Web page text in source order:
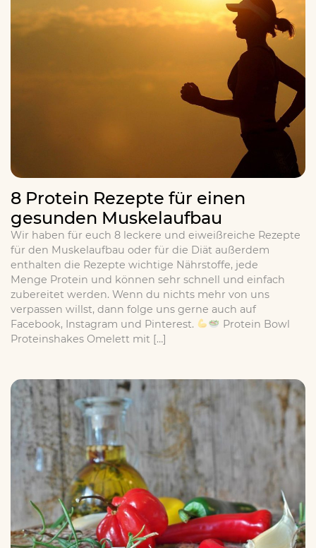
8 Protein Rezepte für einen
gesunden Muskelaufbau
Wir haben für euch 8 leckere und eiweißreiche Rezepte
für den Muskelaufbau oder für die Diät außerdem
enthalten die Rezepte wichtige Nährstoffe, jede
Menge Protein und können sehr schnell und einfach
zubereitet werden. Wenn du nichts mehr von uns
verpassen willst, dann folge uns gerne auch auf
Facebook, Instagram und Pinterest.
Protein Bowl
Proteinshakes Omelett mit […]